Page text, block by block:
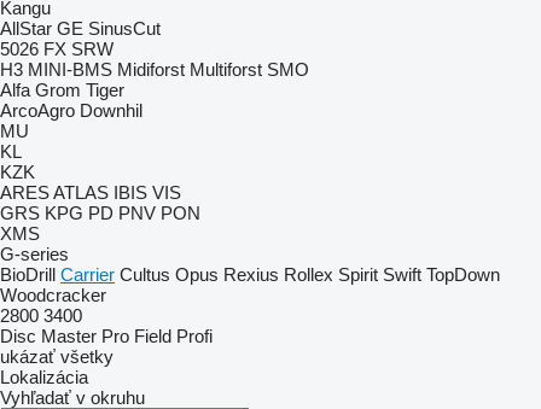
Kangu
AllStar GE SinusCut
5026 FX SRW
H3 MINI-BMS Midiforst Multiforst SMO
Alfa Grom Tiger
ArcoAgro Downhil
MU
KL
KZK
ARESATLAS IBIS VIS
GRS KPG PD PNV PON
XMS
G-series
BioDrill Carrier Cultus Opus Rexius Rollex Spirit Swift TopDown
Woodcracker
2800 3400
Disc Master Pro Field Profi
ukázať všetky
Lokalizácia
Vyhľadať v okruhu